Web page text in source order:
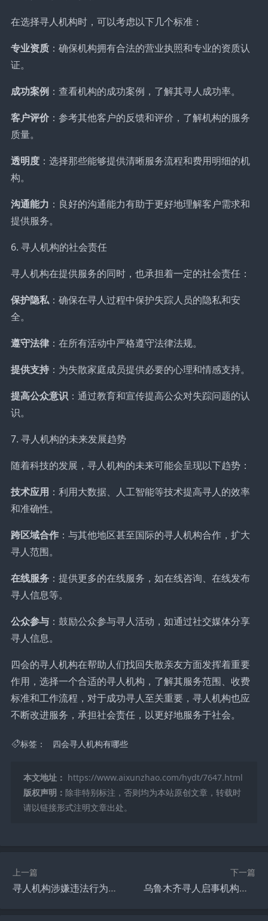
在选择寻人机构时，可以考虑以下几个标准：
专业资质：确保机构拥有合法的营业执照和专业的资质认
证。
成功案例：查看机构的成功案例，了解其寻人成功率。
客户评价：参考其他客户的反馈和评价，了解机构的服务
质量。
透明度：选择那些能够提供清晰服务流程和费用明细的机
构。
沟通能力 ：良好的沟通能力有助于更好地理解客户需求和
提供服务。
6. 寻人机构的社会责任
寻人机构在提供服务的同时，也承担着一定的社会责任：
保护隐私：确保在寻人过程中保护失踪人员的隐私和安
全。
遵守法律：在所有活动中严格遵守法律法规。
提供支持：为失散家庭成员提供必要的心理和情感支持。
提高公众意识：通过教育和宣传提高公众对失踪问题的认
识。
7. 寻人机构的未来发展趋势
随着科技的发展，寻人机构的未来可能会呈现以下趋势：
技术应用 ：利用大数据、人工智能等技术提高寻人的效率
和准确性。
跨区域合作：与其他地区甚至国际的寻人机构合作，扩大
寻人范围。
在线服务：提供更多的在线服务，如在线咨询、在线发布
寻人信息等。
公众参与：鼓励公众参与寻人活动，如通过社交媒体分享
寻人信息。
四会的寻人机构在帮助人们找回失散亲友方面发挥着重要
作用，选择一个合适的寻人机构，了解其服务范围、收费
标准和工作流程，对于成功寻人至关重要，寻人机构也应
不断改进服务，承担社会责任，以更好地服务于社会。
标签： 四会寻人机构有哪些
本文地址： https://www.aixunzhao.com/hydt/7647.html
版权声明： 除非特别标注，否则均为本站原创文章，转载时
请以链接形式注明文章出处。
上一篇
寻人机构涉嫌违法行为的应对策略与法律后果
下一篇
乌鲁木齐寻人启事机构概览